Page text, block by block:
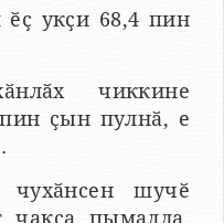
ӗҫ укҫи 68,4 пин
чиккине
ҫын пулнӑ, е
чухӑнсен шучӗ
чакса пымалла.